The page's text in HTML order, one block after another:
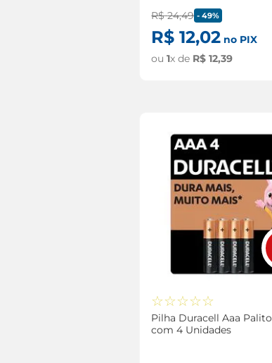
R$ 24,49 -49%
R$ 12,02 no PIX
ou1x de R$ 12,39
☆☆☆☆☆
Pilha Duracell Aaa Palito
com 4 Unidades